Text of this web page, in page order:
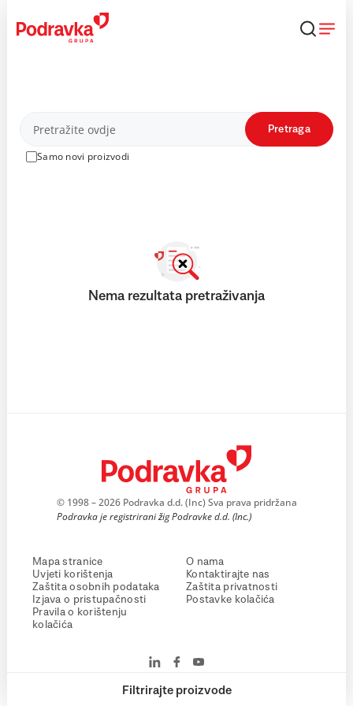
content
Proizvodi
Samo novi proizvodi
Pretraga
Filtrirajte proizvode
Nema rezultata pretraživanja
© 1998 – 2026 Podravka d.d. (Inc) Sva prava pridržana
Podravka je registrirani žig Podravke d.d. (Inc.)
Mapa stranice
Uvjeti korištenja
Zaštita osobnih podataka
Izjava o pristupačnosti
Pravila o korištenju
kolačića
O nama
Kontaktirajte nas
Zaštita privatnosti
Postavke kolačića